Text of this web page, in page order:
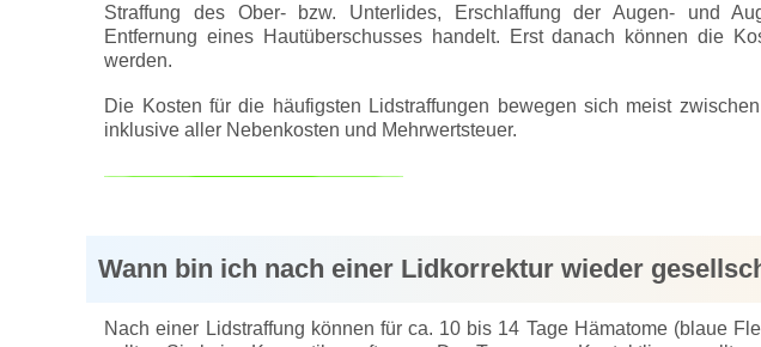
Straffung des Ober- bzw. Unterlides, Erschlaffung der Augen- und
Entfernung eines Hautüberschusses handelt. Erst danach können die
werden.
Die Kosten für die häufigsten Lidstraffungen bewegen sich meist
inklusive aller Nebenkosten und Mehrwertsteuer.
Wann bin ich nach einer Lidkorrektur wieder
Nach einer Lidstraffung können für ca. 10 bis 14 Tage Hämatome (blaue